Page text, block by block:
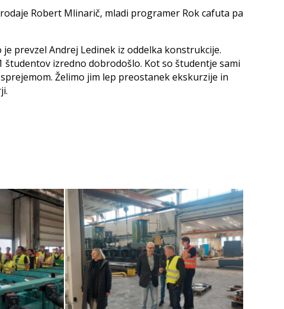
Robert Mlinarič, mladi programer Rok cafuta pa
prevzel Andrej Ledinek iz oddelka konstrukcije.
izredno dobrodošlo. Kot so študentje sami
Želimo jim lep preostanek ekskurzije in